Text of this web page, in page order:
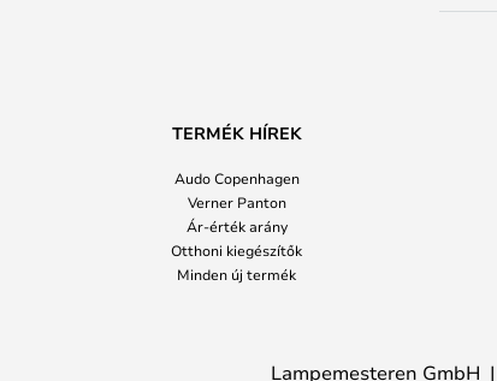
TERMÉK HÍREK
Audo Copenhagen
Verner Panton
Ár-érték arány
Otthoni kiegészítők
Minden új termék
Lampemesteren GmbH